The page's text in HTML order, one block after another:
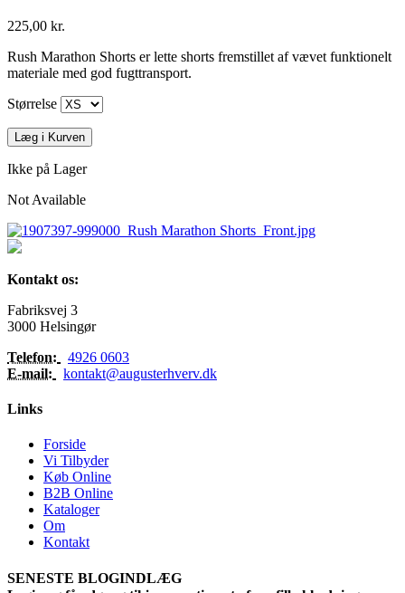
225,00 kr.
Rush Marathon Shorts er lette shorts fremstillet af vævet funktionelt
materiale med god fugttransport.
Størrelse
Læg i Kurven
Ikke på Lager
Not Available
Kontakt os:
Fabriksvej 3
3000 Helsingør
Telefon:
4926 0603
E-mail:
kontakt@augusterhverv.dk
Links
Forside
Vi Tilbyder
Køb Online
B2B Online
Kataloger
Om
Kontakt
SENESTE BLOGINDLÆG